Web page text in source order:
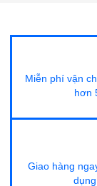
Miễn phí vận
hơn
Giao hàng